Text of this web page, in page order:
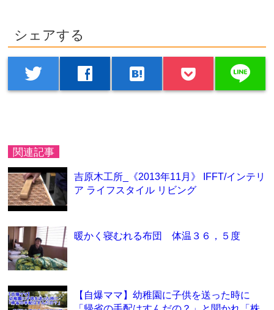
シェアする
twitter facebook hatenabookmark line
関連記事
吉原木工所_《2013年11月》 IFFT/インテリ
ア ライフスタイル リビング
暖かく寝むれる布団 体温３６，５度
【自爆ママ】幼稚園に子供を送った時に